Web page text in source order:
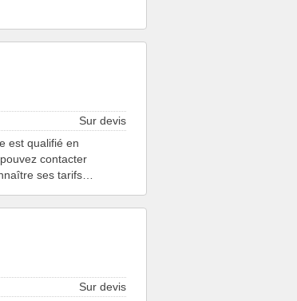
Sur devis
est qualifié en
contacter
ses tarifs…
Sur devis